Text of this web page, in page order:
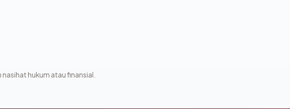
hukum atau finansial.